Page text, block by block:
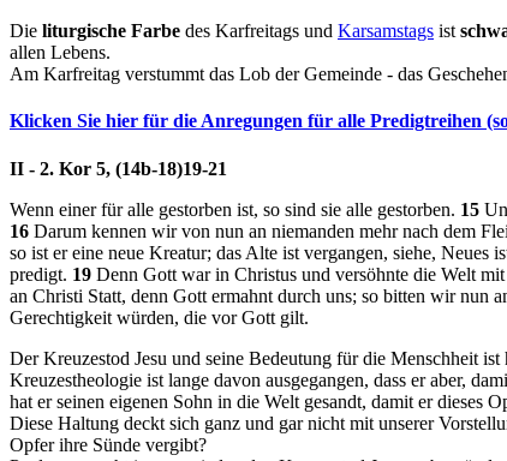
Die liturgische Farbe des Karfreitags und Karsamstags ist
allen Lebens.
Am Karfreitag verstummt das Lob der Gemeinde - das
Klicken Sie hier für die Anregungen für alle Predigtreihen
II - 2. Kor 5, (14b-18)19-21
Wenn einer für alle gestorben ist, so sind sie alle gestorben. 15
16 Darum kennen wir von nun an niemanden mehr nach dem
so ist er eine neue Kreatur; das Alte ist vergangen, siehe, Neues
predigt. 19 Denn Gott war in Christus und versöhnte die Welt
an Christi Statt, denn Gott ermahnt durch uns; so bitten wir nun
Gerechtigkeit würden, die vor Gott gilt.
Der Kreuzestod Jesu und seine Bedeutung für die Menschheit
Kreuzestheologie ist lange davon ausgegangen, dass er aber,
hat er seinen eigenen Sohn in die Welt gesandt, damit er dieses
Diese Haltung deckt sich ganz und gar nicht mit unserer
Opfer ihre Sünde vergibt?